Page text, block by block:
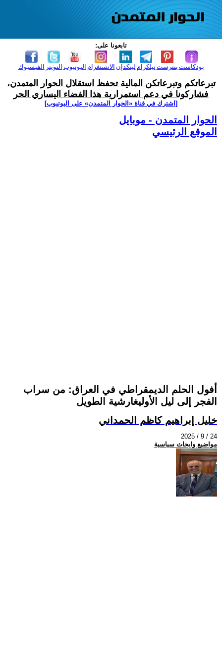
تابعونا على:
الفيسبوك التويتر اليوتيوب الانستغرام لينكدإن تيلكرامبنترست بودكاست
تبرعاتكم وتبرعاتكن المالية تحفظ استقلال الحوار المتمدن،
فشاركونا في دعم استمرارية هذا الفضاء اليساري الحر
[اشترك في قناة ‫«الحوار المتمدن» على اليوتيوب]
الحوار المتمدن - موبايل
الموقع الرئيسي
أفول الحلم الديمقراطي في العراق: من سراب
الفجر إلى ليل الأوليغارشية الطويل
خليل إبراهيم كاظم الحمداني
2025 / 9 / 24
مواضيع وابحاث سياسية